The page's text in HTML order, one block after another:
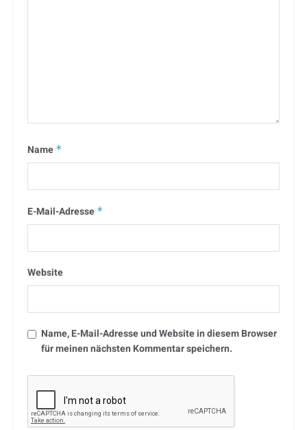
Name *
E-Mail-Adresse *
Website
Name, E-Mail-Adresse und Website in diesem Browser
für meinen nächsten Kommentar speichern.